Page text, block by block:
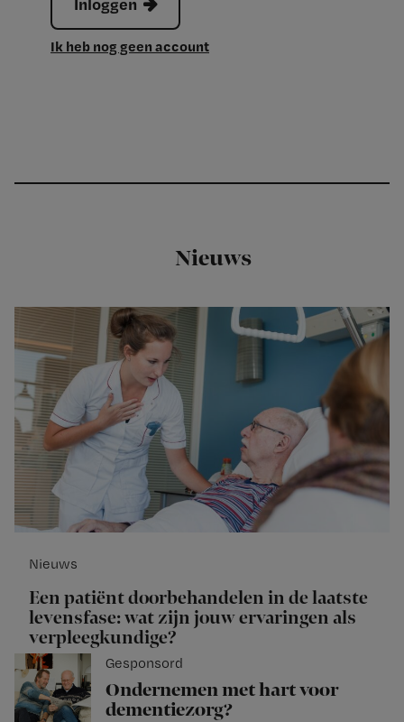
Ik heb nog geen account
Nieuws
Nieuws
Een patiënt doorbehandelen in de laatste
levensfase: wat zijn jouw ervaringen als
verpleegkundige?
Gesponsord
Ondernemen met hart voor
dementiezorg?